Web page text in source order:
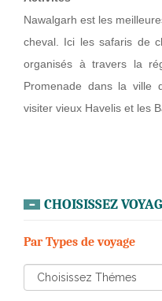
Nawalgarh est les
cheval. Ici les safaris de
organisés à travers la
Promenade dans la ville
visiter vieux Havelis et les
CHOISISSEZ
Par Types de voyage